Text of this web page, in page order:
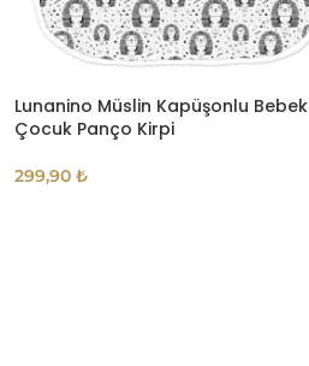
Lunanino Müslin Kapüşonlu Bebek
Çocuk Panço Kirpi
299,90 ₺